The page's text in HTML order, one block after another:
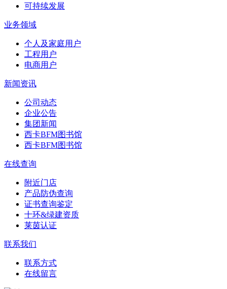
可持续发展
业务领域
个人及家庭用户
工程用户
电商用户
新闻资讯
公司动态
企业公告
集团新闻
西卡BFM图书馆
西卡BFM图书馆
在线查询
附近门店
产品防伪查询
证书查询鉴定
十环&绿建资质
莱茵认证
联系我们
联系方式
在线留言